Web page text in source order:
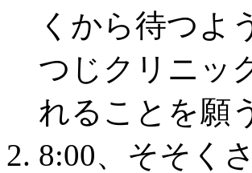
くから待つよ
つじクリニッ
れることを願
️8:00、そそく